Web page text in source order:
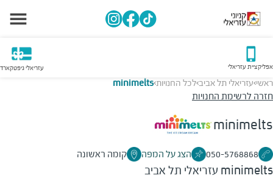
אפליקציית עזריאלי עזריאלי גיפטקארד
ראשי>עזריאלי תל אביב>לכל החנויות>
minimelts
חזרה לרשימת החנויות
minimelts
050-5768868 הצג על המפה קומה ראשונה
minimelts עזריאלי תל אביב